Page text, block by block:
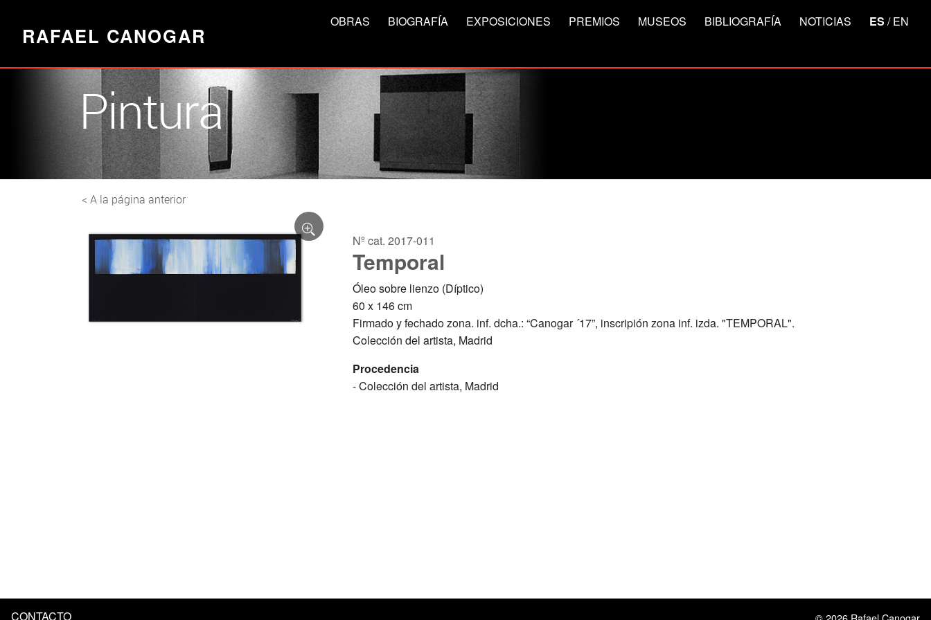
RAFAEL CANOGAR
OBRAS BIOGRAFÍA EXPOSICIONES PREMIOS MUSEOS BIBLIOGRAFÍA NOTICIAS ES /EN
Pintura
< A la página anterior
Nº cat. 2017-011
Temporal
Óleo sobre lienzo (Díptico)
60 x 146 cm
Firmado y fechado zona. inf. dcha.: “Canogar ´17”, inscripión zona inf. izda. "TEMPORAL".
Colección del artista, Madrid
Procedencia
- Colección del artista, Madrid
CONTACTO